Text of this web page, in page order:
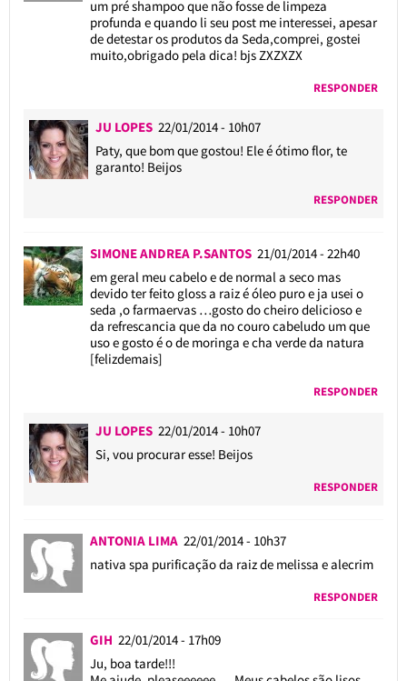
um pré shampoo que não fosse de limpeza
profunda e quando li seu post me interessei, apesar
de detestar os produtos da Seda,comprei, gostei
muito,obrigado pela dica! bjs ZXZXZX
RESPONDER
JU LOPES 22/01/2014 - 10h07
Paty, que bom que gostou! Ele é ótimo flor, te
garanto! Beijos
RESPONDER
SIMONE ANDREA P.SANTOS 21/01/2014 - 22h40
em geral meu cabelo e de normal a seco mas
devido ter feito gloss a raiz é óleo puro e ja usei o
seda ,o farmaervas …gosto do cheiro delicioso e
da refrescancia que da no couro cabeludo um que
uso e gosto é o de moringa e cha verde da natura
[felizdemais]
RESPONDER
JU LOPES 22/01/2014 - 10h07
Si, vou procurar esse! Beijos
RESPONDER
ANTONIA LIMA 22/01/2014 - 10h37
nativa spa purificação da raiz de melissa e alecrim
RESPONDER
GIH 22/01/2014 - 17h09
Ju, boa tarde!!!